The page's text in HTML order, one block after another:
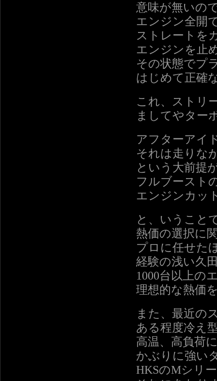
意味が無いの
エンジン全開
ストレートを
エンジンを止
その状態でプ
はじめて正確
これ、ストリ
ましてやター
アフターアイ
それは走りな
という大前提
フルブースト
エンジンカッ
と、いうこと
熱価の選択に
プロに任せた
経験の浅い久
1000台以上の
理想的な熱価
また、最近の
ある程度冷え
高温、高負荷
かぶりに強い
HKSのMシリ